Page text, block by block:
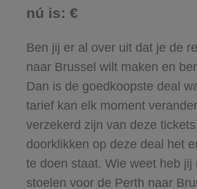
nú is: €
Ben jij er al over uit dat je de
naar Brussel wilt maken en
Dan is de goedkoopste deal
tarief kan elk moment
verzekerd zijn van deze
doorklikken op deze deal het
te doen staat. Wie weet heb jij
stoelen voor de Perth naar